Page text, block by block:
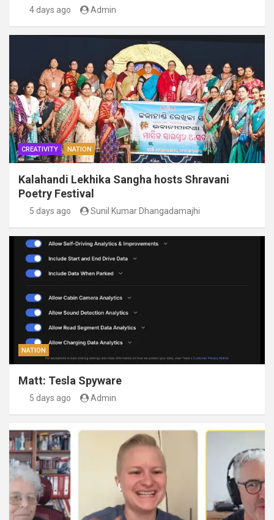
4 days ago Admin
CREATIVITY NATION
Kalahandi Lekhika Sangha hosts Shravani
Poetry Festival
5 days ago Sunil Kumar Dhangadamajhi
NATION
Matt: Tesla Spyware
5 days ago Admin